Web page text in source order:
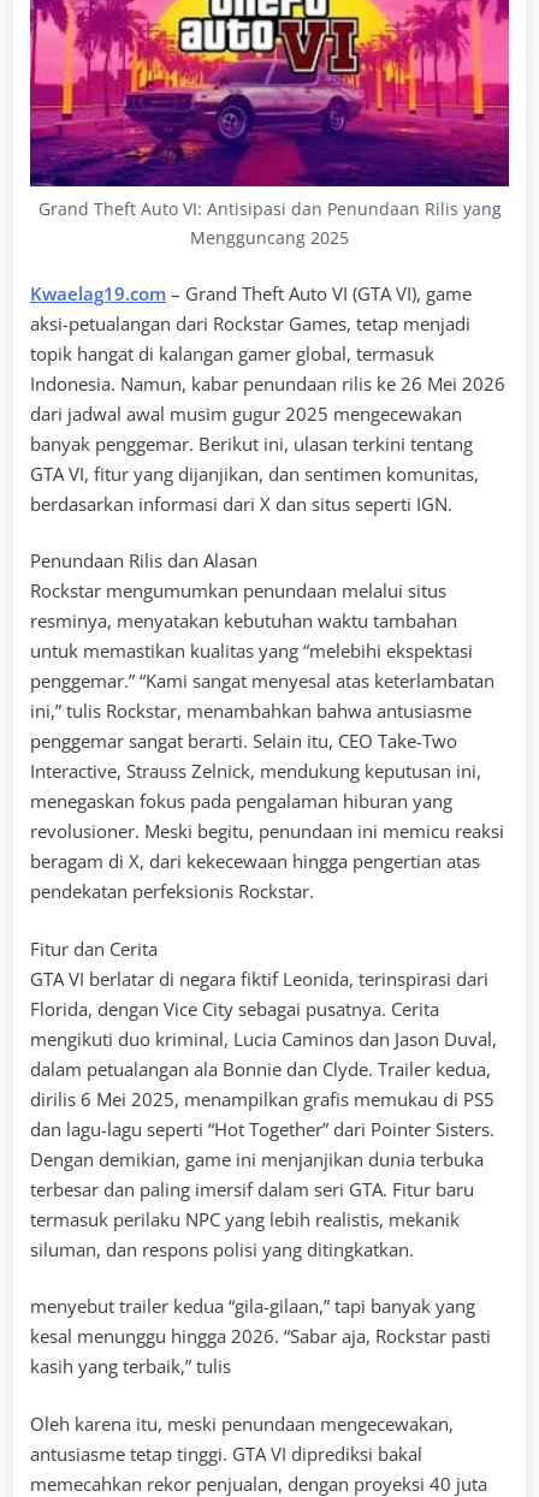
Grand Theft Auto VI: Antisipasi dan Penundaan Rilis yang
Mengguncang 2025
Kwaelag19.com – Grand Theft Auto VI (GTA VI), game
aksi-petualangan dari Rockstar Games, tetap menjadi
topik hangat di kalangan gamer global, termasuk
Indonesia. Namun, kabar penundaan rilis ke 26 Mei 2026
dari jadwal awal musim gugur 2025 mengecewakan
banyak penggemar. Berikut ini, ulasan terkini tentang
GTA VI, fitur yang dijanjikan, dan sentimen komunitas,
berdasarkan informasi dari X dan situs seperti IGN.
Penundaan Rilis dan Alasan
Rockstar mengumumkan penundaan melalui situs
resminya, menyatakan kebutuhan waktu tambahan
untuk memastikan kualitas yang “melebihi ekspektasi
penggemar.” “Kami sangat menyesal atas keterlambatan
ini,” tulis Rockstar, menambahkan bahwa antusiasme
penggemar sangat berarti. Selain itu, CEO Take-Two
Interactive, Strauss Zelnick, mendukung keputusan ini,
menegaskan fokus pada pengalaman hiburan yang
revolusioner. Meski begitu, penundaan ini memicu reaksi
beragam di X, dari kekecewaan hingga pengertian atas
pendekatan perfeksionis Rockstar.
Fitur dan Cerita
GTA VI berlatar di negara fiktif Leonida, terinspirasi dari
Florida, dengan Vice City sebagai pusatnya. Cerita
mengikuti duo kriminal, Lucia Caminos dan Jason Duval,
dalam petualangan ala Bonnie dan Clyde. Trailer kedua,
dirilis 6 Mei 2025, menampilkan grafis memukau di PS5
dan lagu-lagu seperti “Hot Together” dari Pointer Sisters.
Dengan demikian, game ini menjanjikan dunia terbuka
terbesar dan paling imersif dalam seri GTA. Fitur baru
termasuk perilaku NPC yang lebih realistis, mekanik
siluman, dan respons polisi yang ditingkatkan.
menyebut trailer kedua “gila-gilaan,” tapi banyak yang
kesal menunggu hingga 2026. “Sabar aja, Rockstar pasti
kasih yang terbaik,” tulis
Oleh karena itu, meski penundaan mengecewakan,
antusiasme tetap tinggi. GTA VI diprediksi bakal
memecahkan rekor penjualan, dengan proyeksi 40 juta